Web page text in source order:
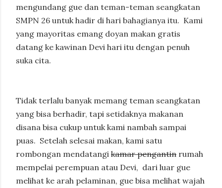
mengundang gue dan teman-teman seangkatan
SMPN 26 untuk hadir di hari bahagianya itu. Kami
yang mayoritas emang doyan makan gratis
datang ke kawinan Devi hari itu dengan penuh
suka cita.
Tidak terlalu banyak memang teman seangkatan
yang bisa berhadir, tapi setidaknya makanan
disana bisa cukup untuk kami nambah sampai
puas. Setelah selesai makan, kami satu
rombongan mendatangi kamar pengantin rumah
mempelai perempuan atau Devi, dari luar gue
melihat ke arah pelaminan, gue bisa melihat wajah